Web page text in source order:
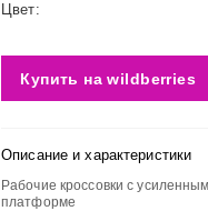
Цвет:
Купить на wildberries
Описание и характеристики
Рабочие кроссовки с
платформе